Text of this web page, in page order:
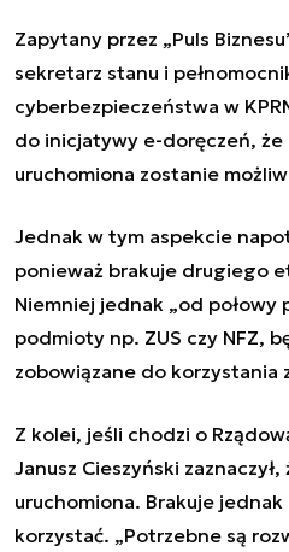
Zapytany przez „Puls Biznesu
sekretarz stanu i
cyberbezpieczeństwa w
do inicjatywy e-doręczeń, że
uruchomiona zostanie
Jednak w tym aspekcie
ponieważ brakuje drugiego
Niemniej jednak „od połowy
podmioty np. ZUS czy NFZ,
zobowiązane do korzystania
Z kolei, jeśli chodzi o
Janusz Cieszyński zaznaczył,
uruchomiona. Brakuje
korzystać. „Potrzebne są